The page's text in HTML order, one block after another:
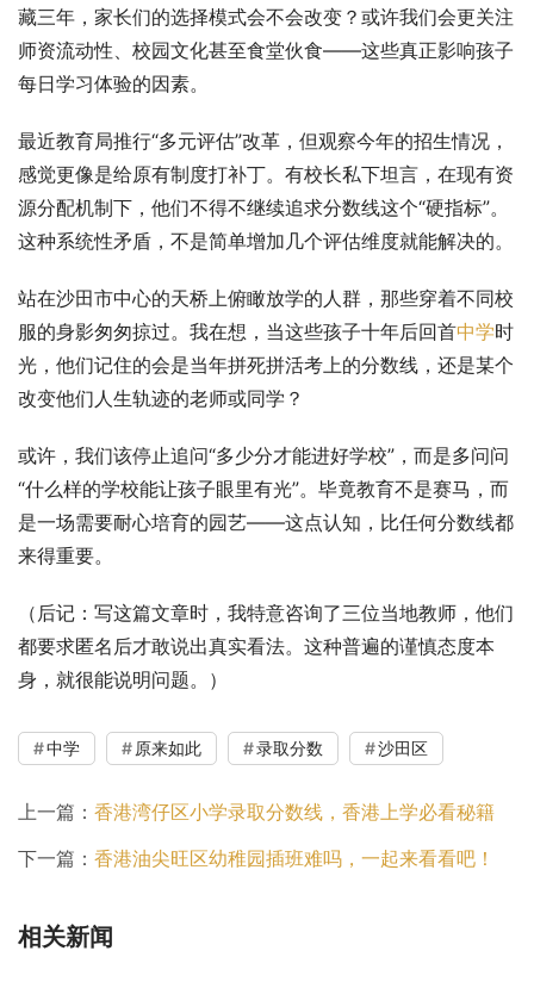
藏三年，家长们的选择模式会不会改变？或许我们会更关注
师资流动性、校园文化甚至食堂伙食——这些真正影响孩子
每日学习体验的因素。
最近教育局推行“多元评估”改革，但观察今年的招生情况，
感觉更像是给原有制度打补丁。有校长私下坦言，在现有资
源分配机制下，他们不得不继续追求分数线这个“硬指标”。
这种系统性矛盾，不是简单增加几个评估维度就能解决的。
站在沙田市中心的天桥上俯瞰放学的人群，那些穿着不同校
服的身影匆匆掠过。我在想，当这些孩子十年后回首中学时
光，他们记住的会是当年拼死拼活考上的分数线，还是某个
改变他们人生轨迹的老师或同学？
或许，我们该停止追问“多少分才能进好学校”，而是多问问
“什么样的学校能让孩子眼里有光”。毕竟教育不是赛马，而
是一场需要耐心培育的园艺——这点认知，比任何分数线都
来得重要。
（后记：写这篇文章时，我特意咨询了三位当地教师，他们
都要求匿名后才敢说出真实看法。这种普遍的谨慎态度本
身，就很能说明问题。）
中学 原来如此 录取分数 沙田区
上一篇： 香港湾仔区小学录取分数线，香港上学必看秘籍
下一篇： 香港油尖旺区幼稚园插班难吗，一起来看看吧！
相关新闻